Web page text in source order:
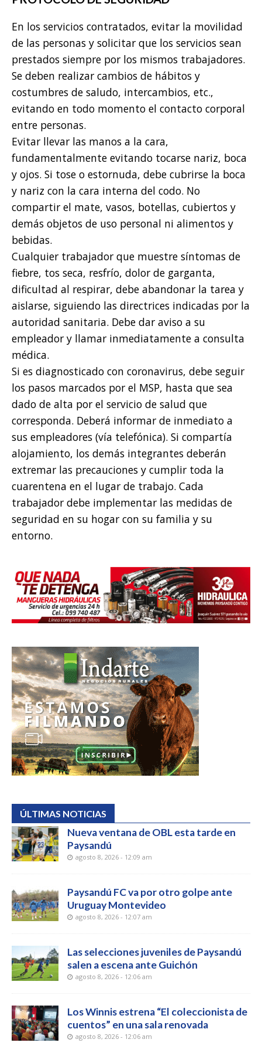
En los servicios contratados, evitar la movilidad
de las personas y solicitar que los servicios sean
prestados siempre por los mismos trabajadores.
Se deben realizar cambios de hábitos y
costumbres de saludo, intercambios, etc.,
evitando en todo momento el contacto corporal
entre personas.
Evitar llevar las manos a la cara,
fundamentalmente evitando tocarse nariz, boca
y ojos. Si tose o estornuda, debe cubrirse la boca
y nariz con la cara interna del codo. No
compartir el mate, vasos, botellas, cubiertos y
demás objetos de uso personal ni alimentos y
bebidas.
Cualquier trabajador que muestre síntomas de
fiebre, tos seca, resfrío, dolor de garganta,
dificultad al respirar, debe abandonar la tarea y
aislarse, siguiendo las directrices indicadas por la
autoridad sanitaria. Debe dar aviso a su
empleador y llamar inmediatamente a consulta
médica.
Si es diagnosticado con coronavirus, debe seguir
los pasos marcados por el MSP, hasta que sea
dado de alta por el servicio de salud que
corresponda. Deberá informar de inmediato a
sus empleadores (vía telefónica). Si compartía
alojamiento, los demás integrantes deberán
extremar las precauciones y cumplir toda la
cuarentena en el lugar de trabajo. Cada
trabajador debe implementar las medidas de
seguridad en su hogar con su familia y su
entorno.
ÚLTIMAS NOTICIAS
Nueva ventana de OBL esta tarde en
Paysandú
agosto 8, 2026 - 12:09 am
Paysandú FC va por otro golpe ante
Uruguay Montevideo
agosto 8, 2026 - 12:07 am
Las selecciones juveniles de Paysandú
salen a escena ante Guichón
agosto 8, 2026 - 12:06 am
Los Winnis estrena “El coleccionista de
cuentos” en una sala renovada
agosto 8, 2026 - 12:06 am